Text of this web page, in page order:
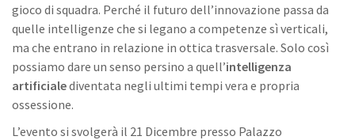
gioco di squadra. Perché il futuro dell’innovazione passa da
quelle intelligenze che si legano a competenze sì verticali,
ma che entrano in relazione in ottica trasversale. Solo così
possiamo dare un senso persino a quell’intelligenza
artificialediventata negli ultimi tempi vera e propria
ossessione.
L’evento si svolgerà il 21 Dicembre presso Palazzo